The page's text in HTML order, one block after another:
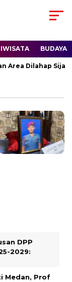
BUDAYA
Area Dilahap Sijago
DPP
2029:
Medan, Prof